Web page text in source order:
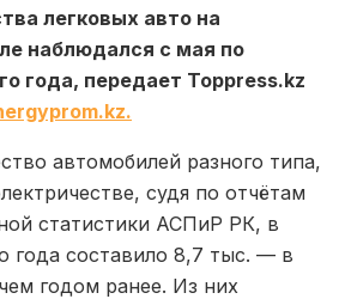
легковых авто на
наблюдался с мая по
года, передает Toppress.kz
автомобилей разного типа,
судя по отчётам
статистики АСПиР РК, в
года составило 8,7 тыс. — в
годом ранее. Из них